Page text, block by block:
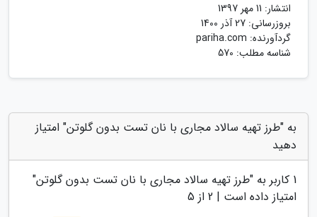
انتشار: 11 مهر 1397
بروزرسانی: 27 آذر 1400
گردآورنده: pariha.com
شناسه مطلب: 570
به "طرز تهیه سالاد مجاری با نان تست بدون گلوتن" امتیاز
دهید
1 کاربر به "طرز تهیه سالاد مجاری با نان تست بدون گلوتن"
امتیاز داده است | 2 از 5